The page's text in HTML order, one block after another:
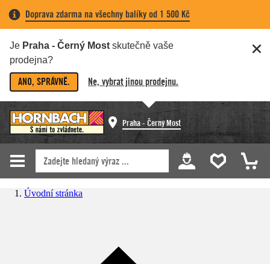
Doprava zdarma na všechny balíky od 1 500 Kč
Je Praha - Černý Most skutečně vaše
prodejna?
ANO, SPRÁVNĚ. Ne, vybrat jinou prodejnu.
Praha - Černý Most
Úvodní stránka